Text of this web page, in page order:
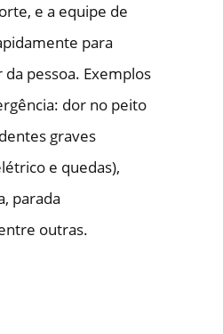
e a equipe de
para
pessoa. Exemplos
dor no peito
graves
e quedas),
parada
outras.